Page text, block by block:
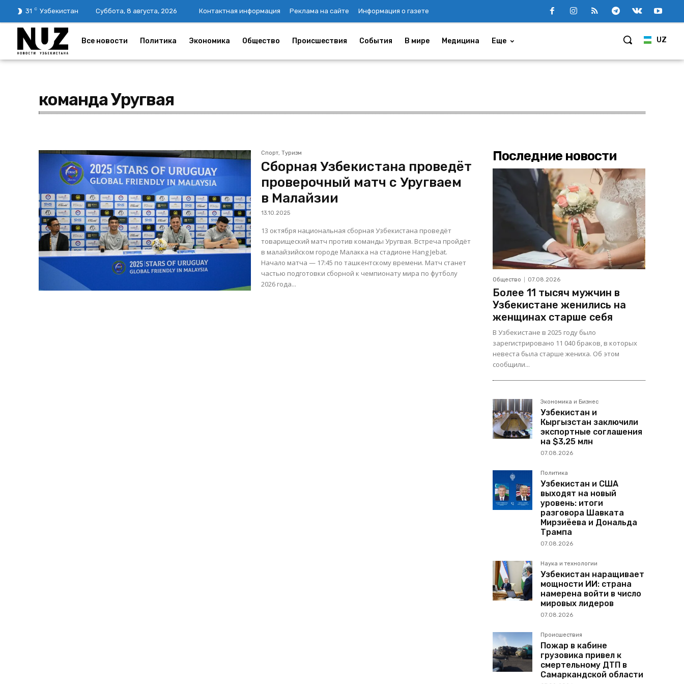
31 C Узбекистан Суббота, 8 августа, 2026 Контактная информация Реклама на сайте Информация о газете
UZ
Все новости Политика Экономика Общество Происшествия События В мире Медицина Еще
команда Уругвая
Спорт, Туризм
Сборная Узбекистана проведёт
проверочный матч с Уругваем
в Малайзии
13.10.2025
13 октября национальная сборная Узбекистана проведёт
товарищеский матч против команды Уругвая. Встреча пройдёт
в малайзийском городе Малакка на стадионе Hang Jebat.
Начало матча — 17:45 по ташкентскому времени. Матч станет
частью подготовки сборной к чемпионату мира по футболу
2026 года...
Последние новости
Общество 07.08.2026
Более 11 тысяч мужчин в
Узбекистане женились на
женщинах старше себя
В Узбекистане в 2025 году было
зарегистрировано 11 040 браков, в которых
невеста была старше жениха. Об этом
сообщили...
Экономика и Бизнес
Узбекистан и
Кыргызстан заключили
экспортные соглашения
на $3,25 млн
07.08.2026
Политика
Узбекистан и США
выходят на новый
уровень: итоги
разговора Шавката
Мирзиёева и Дональда
Трампа
07.08.2026
Наука и технологии
Узбекистан наращивает
мощности ИИ: страна
намерена войти в число
мировых лидеров
07.08.2026
Происшествия
Пожар в кабине
грузовика привел к
смертельному ДТП в
Самаркандской области